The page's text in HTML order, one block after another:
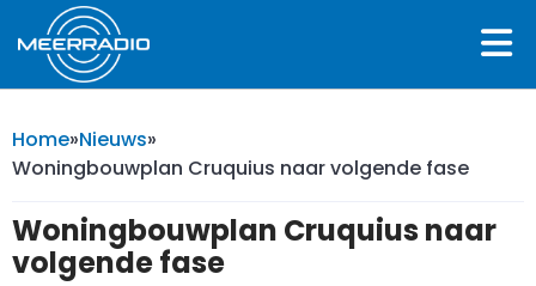
Home»Nieuws»
Woningbouwplan Cruquius naar volgende fase
Woningbouwplan Cruquius naar
volgende fase